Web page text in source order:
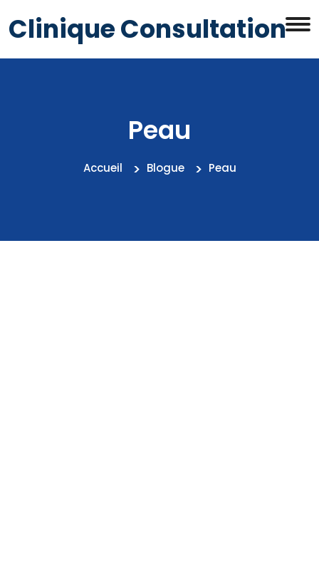
Clinique Consultation
Peau
Accueil Blogue Peau